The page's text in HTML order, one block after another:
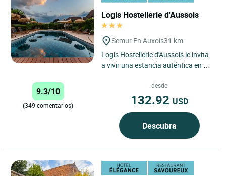
Logis Hostellerie d'Aussois
Semur En Auxois31 km
Logis Hostellerie d'Aussois le invita
a vivir una estancia auténtica en el
Franco Condado,...
9.3/10
(349 comentarios)
desde
132.92 USD
Descubra